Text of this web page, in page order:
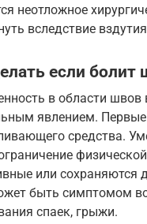
неотложное
вследствие
если болит
в области
явлением.
средства.
или сохраняются
быть симптомом
спаек, грыжи.